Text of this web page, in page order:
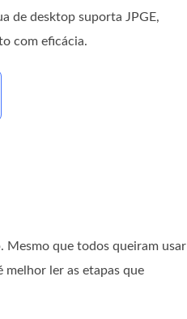
de desktop suporta JPGE,
com eficácia.
Mesmo que todos queiram usar
melhor ler as etapas que